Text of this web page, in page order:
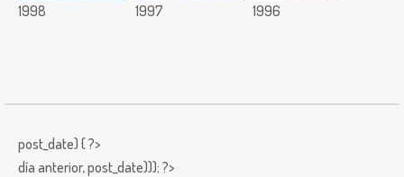
1998 1997 1996
post_date) { ?>
día anterior,post_date))); ?>